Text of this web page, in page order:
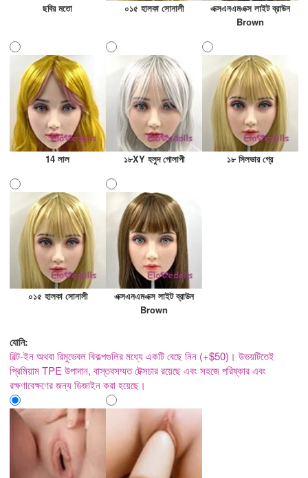
ছবির মতো ০১৫ হালকা সোনালী
এক্সএনএমএক্স লাইট ব্রাউন
Brown
14 লাল ১৮XY হলুদ গোলাপী ১৮ সিলভার গ্রে
০১৫ হালকা সোনালী
এক্সএনএমএক্স লাইট ব্রাউন
Brown
যোনি:
বিল্ট-ইন অথবা রিমুভেবল বিকল্পগুলির মধ্যে একটি বেছে নিন (+$50)। উভয়টিতেই
প্রিমিয়াম TPE উপাদান, বাস্তবসম্মত টেক্সচার রয়েছে এবং সহজে পরিষ্কার এবং
রক্ষণাবেক্ষণের জন্য ডিজাইন করা হয়েছে।